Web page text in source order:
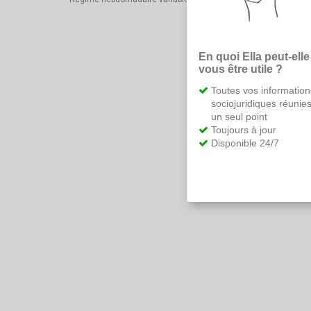
En quoi Ella peut-elle
vous être utile ?
Toutes vos
sociojuridiques
un seul point
Toujours à jour
Disponible 24/7